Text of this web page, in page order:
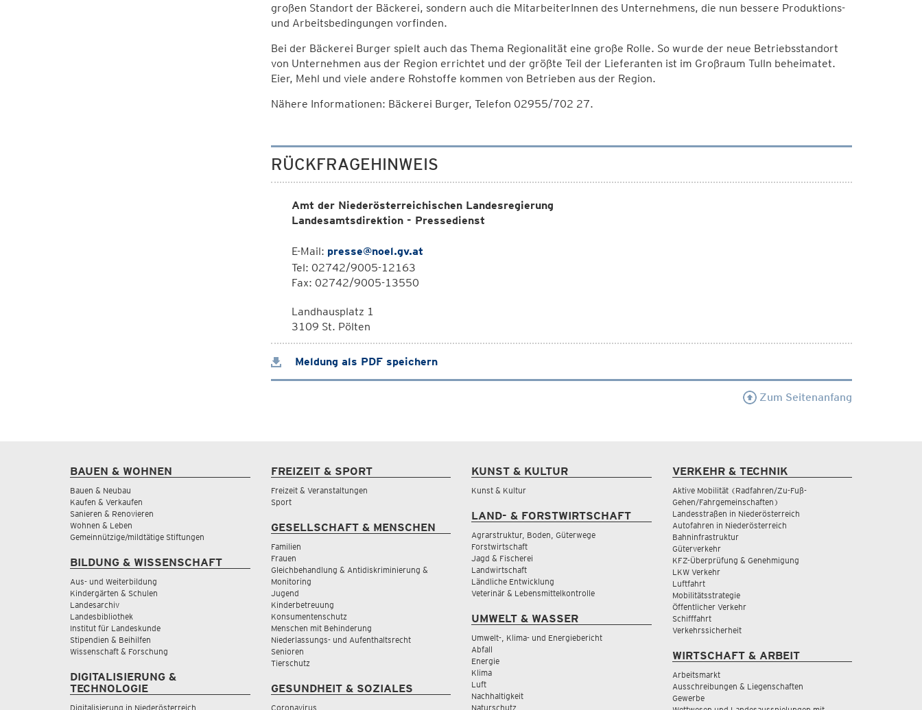
großen Standort der Bäckerei, sondern auch die MitarbeiterInnen des Unternehmens, die nun bessere Produktions-
und Arbeitsbedingungen vorfinden.
Bei der Bäckerei Burger spielt auch das Thema Regionalität eine große Rolle. So wurde der neue Betriebsstandort
von Unternehmen aus der Region errichtet und der größte Teil der Lieferanten ist im Großraum Tulln beheimatet.
Eier, Mehl und viele andere Rohstoffe kommen von Betrieben aus der Region.
Nähere Informationen: Bäckerei Burger, Telefon 02955/702 27.
RÜCKFRAGEHINWEIS
Amt der Niederösterreichischen Landesregierung
Landesamtsdirektion - Pressedienst
E-Mail: presse@noel.gv.at
Tel: 02742/9005-12163
Fax: 02742/9005-13550
Landhausplatz 1
3109 St. Pölten
Meldung als PDF speichern
Zum Seitenanfang
BAUEN & WOHNEN
Bauen & Neubau
Kaufen & Verkaufen
Sanieren & Renovieren
Wohnen & Leben
Gemeinnützige/mildtätige Stiftungen
BILDUNG & WISSENSCHAFT
Aus- und Weiterbildung
Kindergärten & Schulen
Landesarchiv
Landesbibliothek
Institut für Landeskunde
Stipendien & Beihilfen
Wissenschaft & Forschung
DIGITALISIERUNG &
TECHNOLOGIE
Digitalisierung in Niederösterreich
FREIZEIT & SPORT
Freizeit & Veranstaltungen
Sport
GESELLSCHAFT & MENSCHEN
Familien
Frauen
Gleichbehandlung & Antidiskriminierung &
Monitoring
Jugend
Kinderbetreuung
Konsumentenschutz
Menschen mit Behinderung
Niederlassungs- und Aufenthaltsrecht
Senioren
Tierschutz
GESUNDHEIT & SOZIALES
Coronavirus
KUNST & KULTUR
Kunst & Kultur
LAND- & FORSTWIRTSCHAFT
Agrarstruktur, Boden, Güterwege
Forstwirtschaft
Jagd & Fischerei
Landwirtschaft
Ländliche Entwicklung
Veterinär & Lebensmittelkontrolle
UMWELT & WASSER
Umwelt-, Klima- und Energiebericht
Abfall
Energie
Klima
Luft
Nachhaltigkeit
Naturschutz
VERKEHR & TECHNIK
Aktive Mobilität (Radfahren/Zu-Fuß-
Gehen/Fahrgemeinschaften)
Landesstraßen in Niederösterreich
Autofahren in Niederösterreich
Bahninfrastruktur
Güterverkehr
KFZ-Überprüfung & Genehmigung
LKW Verkehr
Luftfahrt
Mobilitätsstrategie
Öffentlicher Verkehr
Schifffahrt
Verkehrssicherheit
WIRTSCHAFT & ARBEIT
Arbeitsmarkt
Ausschreibungen & Liegenschaften
Gewerbe